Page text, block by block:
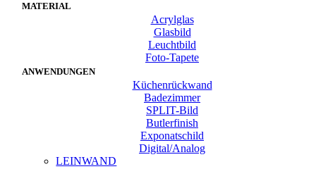
MATERIAL
Acrylglas
Glasbild
Leuchtbild
Foto-Tapete
ANWENDUNGEN
Küchenrückwand
Badezimmer
SPLIT-Bild
Butlerfinish
Exponatschild
Digital/Analog
LEINWAND